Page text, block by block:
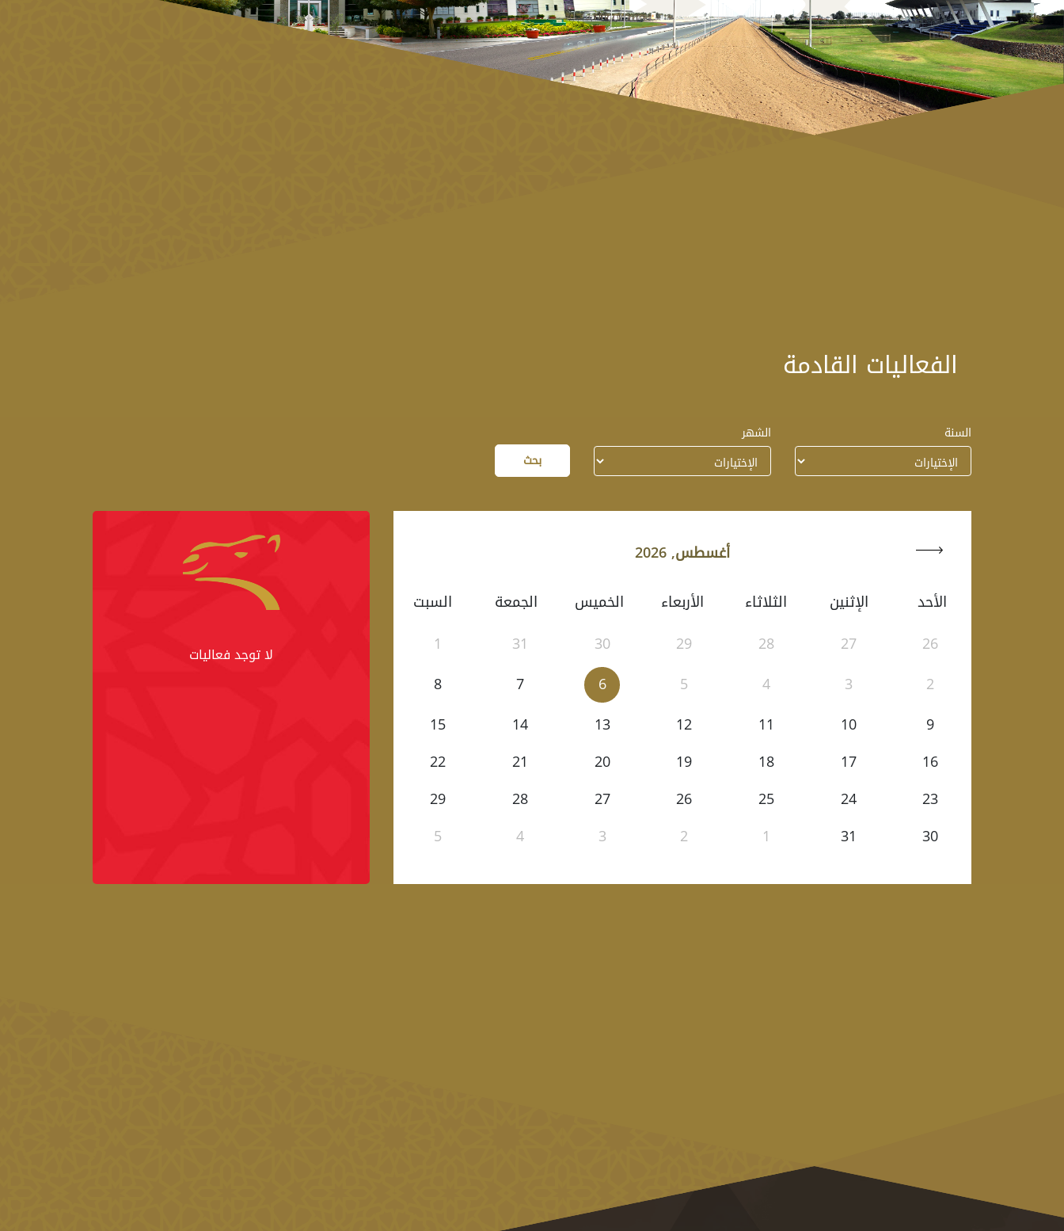
الفعاليات القادمة
السنة
الشهر
بحث
أغسطس, 2026
الأحد
الإثنين الثلاثاء الأربعاء الخميس الجمعة
السبت
26
27
28
29
30
31
1
2
3
4
5
6
7
8
9
10
11
12
13
14
15
16
17
18
19
20
21
22
23
24
25
26
27
28
29
30
31
1
2
3
4
5
لا توجد فعاليات